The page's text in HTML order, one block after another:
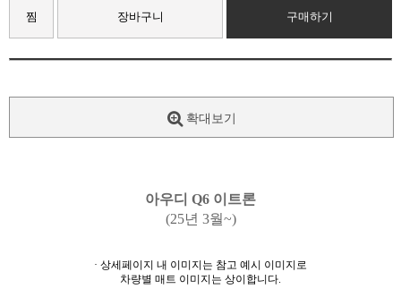
찜 장바구니 구매하기
확대보기
아우디 Q6 이트론
(25년 3월~)
· 상세페이지 내 이미지는 참고 예시 이미지로
차량별 매트 이미지는 상이합니다.